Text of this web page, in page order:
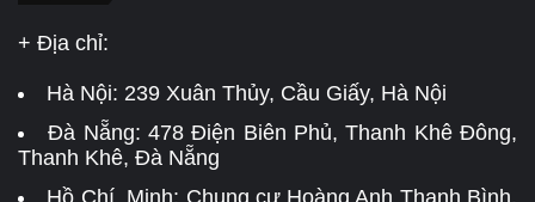
+ Địa chỉ:
Hà Nội: 239 Xuân Thủy, Cầu Giấy, Hà Nội
Đà Nẵng:478 Điện Biên Phủ, Thanh Khê Đông,
Thanh Khê, Đà Nẵng
Hồ Chí Minh: Chung cư Hoàng Anh Thanh Bình,